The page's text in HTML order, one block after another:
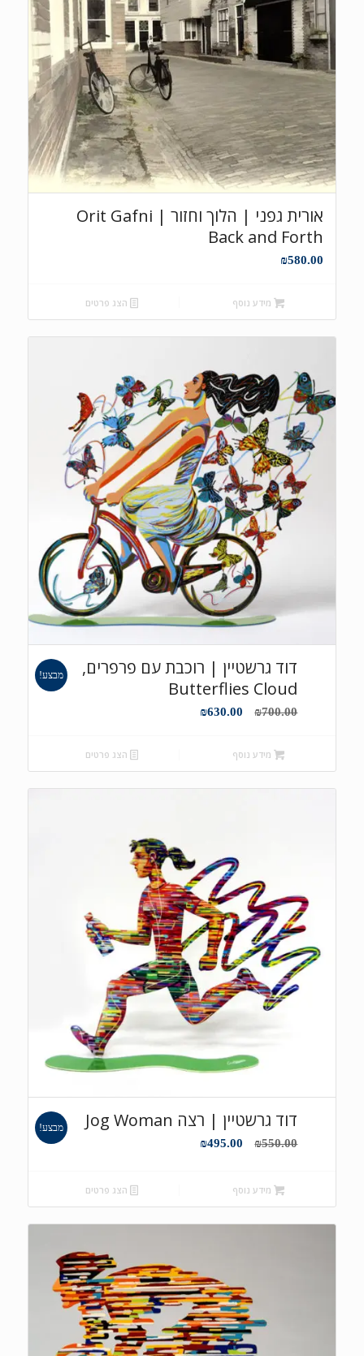
אורית גפני | הלוך וחזור Orit Gafni |
Back and Forth
₪580.00
מידע נוסף הצג פרטים
דוד גרשטיין | רוכבת עם פרפרים,
Butterflies Cloud
₪700.00
המחיר
₪630.00 המחיר
מבצע!
מידע נוסף הצג פרטים
דוד גרשטיין | רצה Jog Woman
₪550.00
המחיר
₪550.00.
₪495.00 המחיר
מבצע!
מידע נוסף הצג פרטים